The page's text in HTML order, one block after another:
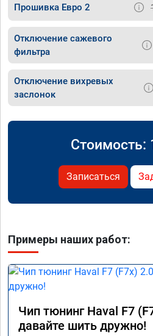
Прошивка Евро 2
Отключение сажевого
фильтра
Отключение вихревых
заслонок
Стоимость:
Записаться
Примеры наших работ:
Чип тюнинг Haval F7
давайте шить дружно!